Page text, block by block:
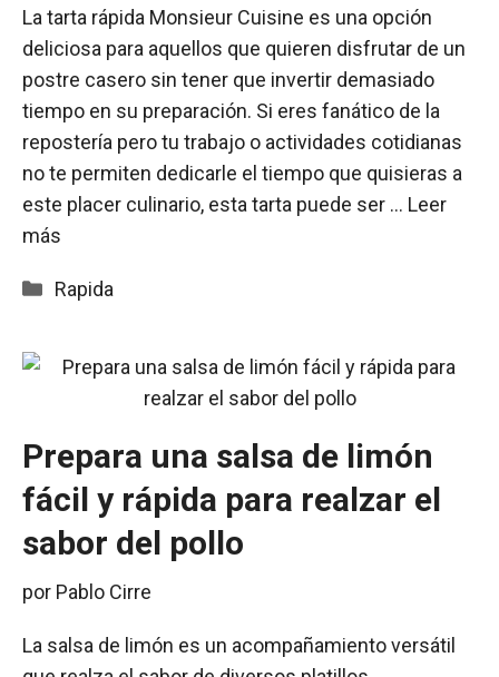
La tarta rápida Monsieur Cuisine es una opción
deliciosa para aquellos que quieren disfrutar de un
postre casero sin tener que invertir demasiado
tiempo en su preparación. Si eres fanático de la
repostería pero tu trabajo o actividades cotidianas
no te permiten dedicarle el tiempo que quisieras a
este placer culinario, esta tarta puede ser … Leer
más
Categorías
Rapida
Prepara una salsa de limón
fácil y rápida para realzar el
sabor del pollo
por Pablo Cirre
La salsa de limón es un acompañamiento versátil